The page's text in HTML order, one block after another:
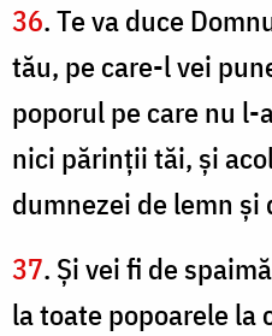
36. Te va duce
tău, pe care-l vei
poporul pe care nu
nici părinţii tăi, şi
dumnezei de lemn şi
37. Şi vei fi de
la toate popoarele la